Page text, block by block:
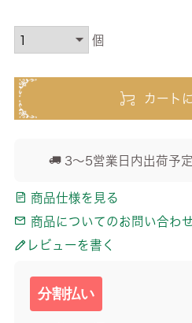
カート
3～5営業日内出荷予
商品仕様を見る
商品についてのお問い合わ
レビューを書く
分割払い